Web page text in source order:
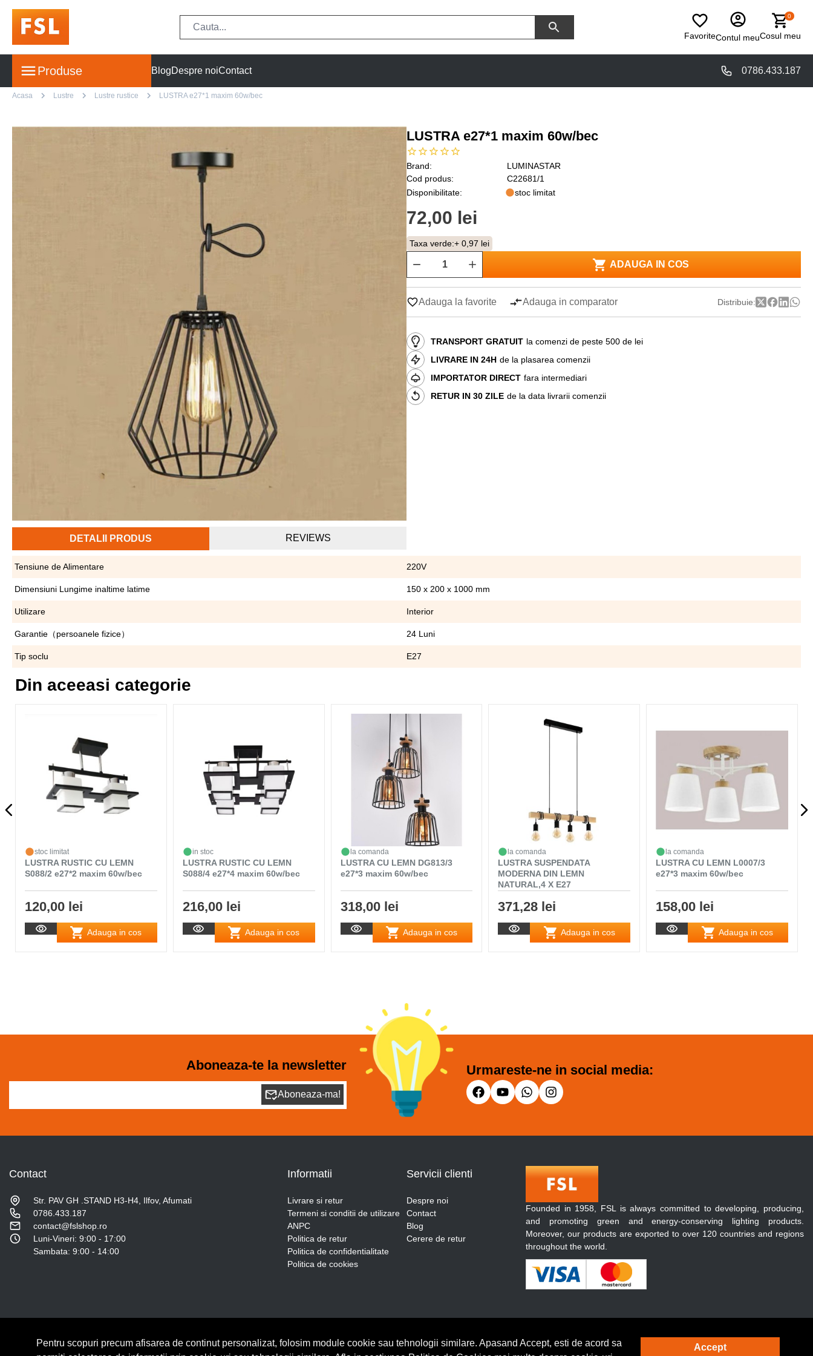
FavoriteContul meu
0
Cosul meu
Produse BlogDespre noiContact 0786.433.187
Acasa Lustre Lustre rustice LUSTRA e27*1 maxim 60w/bec
LUSTRA e27*1 maxim 60w/bec
Brand:
LUMINASTAR
Cod produs:
C22681/1
Disponibilitate:
stoc limitat
72,00 lei
Taxa verde:+ 0,97 lei
ADAUGA IN COS
Adauga la favorite Adauga in comparator Distribuie:
TRANSPORT GRATUIT la comenzi de peste 500 de lei
LIVRARE IN 24H de la plasarea comenzii
IMPORTATOR DIRECT fara intermediari
RETUR IN 30 ZILE de la data livrarii comenzii
DETALII PRODUS REVIEWS
Tensiune de Alimentare 220V
Dimensiuni Lungime inaltime latime 150 x 200 x 1000 mm
Utilizare Interior
Garantie（persoanele fizice） 24 Luni
Tip soclu E27
Din aceeasi categorie
stoc limitat
LUSTRA RUSTIC CU LEMN
S088/2 e27*2 maxim 60w/bec
120,00 lei
Adauga in cos
in stoc
LUSTRA RUSTIC CU LEMN
S088/4 e27*4 maxim 60w/bec
216,00 lei
Adauga in cos
la comanda
LUSTRA CU LEMN DG813/3
e27*3 maxim 60w/bec
318,00 lei
Adauga in cos
la comanda
LUSTRA SUSPENDATA
MODERNA DIN LEMN
NATURAL,4 X E27
371,28 lei
Adauga in cos
la comanda
LUSTRA CU LEMN L0007/3
e27*3 maxim 60w/bec
158,00 lei
Adauga in cos
Aboneaza-te la newsletter
Aboneaza-ma!
Urmareste-ne in social media:
Contact
Str. PAV GH .STAND H3-H4, Ilfov, Afumati
0786.433.187
contact@fslshop.ro
Luni-Vineri: 9:00 - 17:00
Sambata: 9:00 - 14:00
Informatii
Livrare si retur
Termeni si conditii de utilizare
ANPC
Politica de retur
Politica de confidentialitate
Politica de cookies
Servicii clienti
Despre noi
Contact
Blog
Cerere de retur
Founded in 1958, FSL is always committed to developing, producing,
and promoting green and energy-conserving lighting products.
Moreover, our products are exported to over 120 countries and regions
throughout the world.
© Copyright 2026 Lumilux. Toate drepturile rezervate. Solutie eCommerce
Pentru scopuri precum afisarea de continut personalizat, folosim module cookie sau tehnologii similare. Apasand Accept, esti de acord sa
Accept